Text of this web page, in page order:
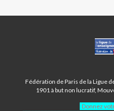
Fédération de Paris de la Ligue
1901 à but non lucratif,
Donnez